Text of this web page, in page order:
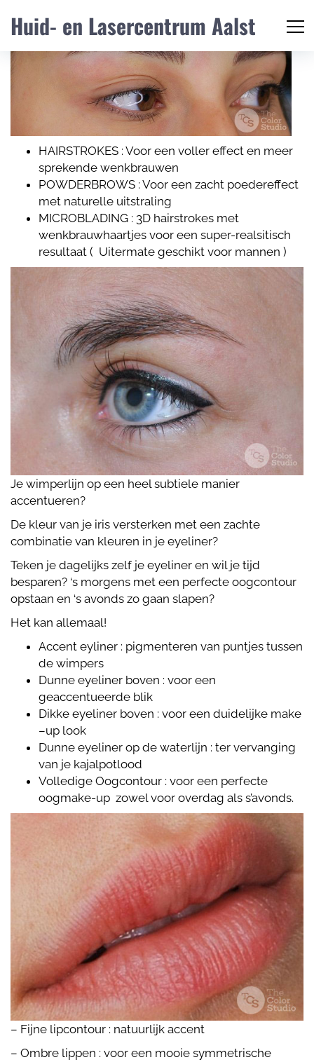
Huid- en Lasercentrum Aalst
HAIRSTROKES : Voor een voller effect en meer
sprekende wenkbrauwen
POWDERBROWS : Voor een zacht poedereffect
met naturelle uitstraling
MICROBLADING : 3D hairstrokes met
wenkbrauwhaartjes voor een super-realsitisch
resultaat ( Uitermate geschikt voor mannen )
Je wimperlijn op een heel subtiele manier
accentueren?
De kleur van je iris versterken met een zachte
combinatie van kleuren in je eyeliner?
Teken je dagelijks zelf je eyeliner en wil je tijd
besparen? ‘s morgens met een perfecte oogcontour
opstaan en ‘s avonds zo gaan slapen?
Het kan allemaal!
Accent eyliner : pigmenteren van puntjes tussen
de wimpers
Dunne eyeliner boven : voor een
geaccentueerde blik
Dikke eyeliner boven : voor een duidelijke make
–up look
Dunne eyeliner op de waterlijn : ter vervanging
van je kajalpotlood
Volledige Oogcontour : voor een perfecte
oogmake-up zowel voor overdag als s’avonds.
– Fijne lipcontour : natuurlijk accent
– Ombre lippen : voor een mooie symmetrische